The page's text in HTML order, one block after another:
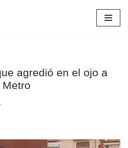
agredió en el ojo a